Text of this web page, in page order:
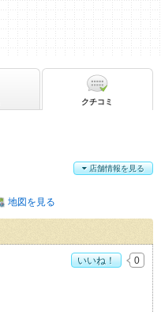
地図を見る
店舗情報を見る
クチコミ
いいね！ 0